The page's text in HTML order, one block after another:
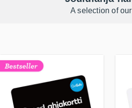
A selection of